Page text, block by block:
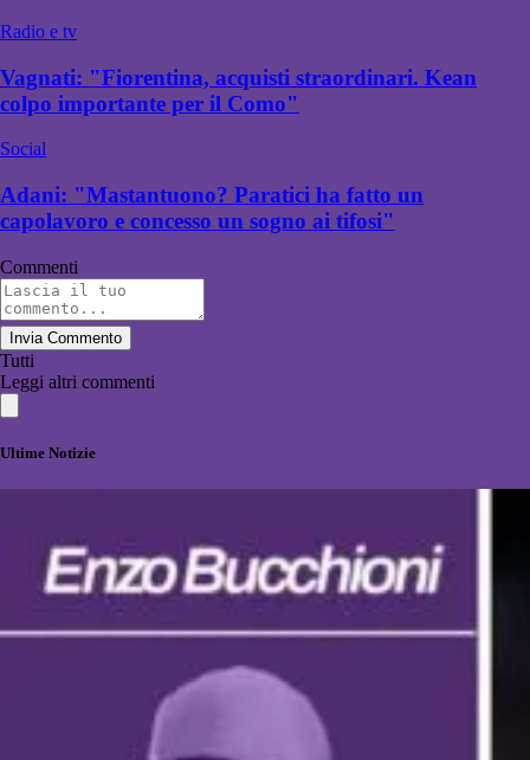
Radio e tv
Vagnati: "Fiorentina, acquisti straordinari. Kean
colpo importante per il Como"
Social
Adani: "Mastantuono? Paratici ha fatto un
capolavoro e concesso un sogno ai tifosi"
Commenti
Invia Commento
Tutti
Leggi altri commenti
Ultime Notizie